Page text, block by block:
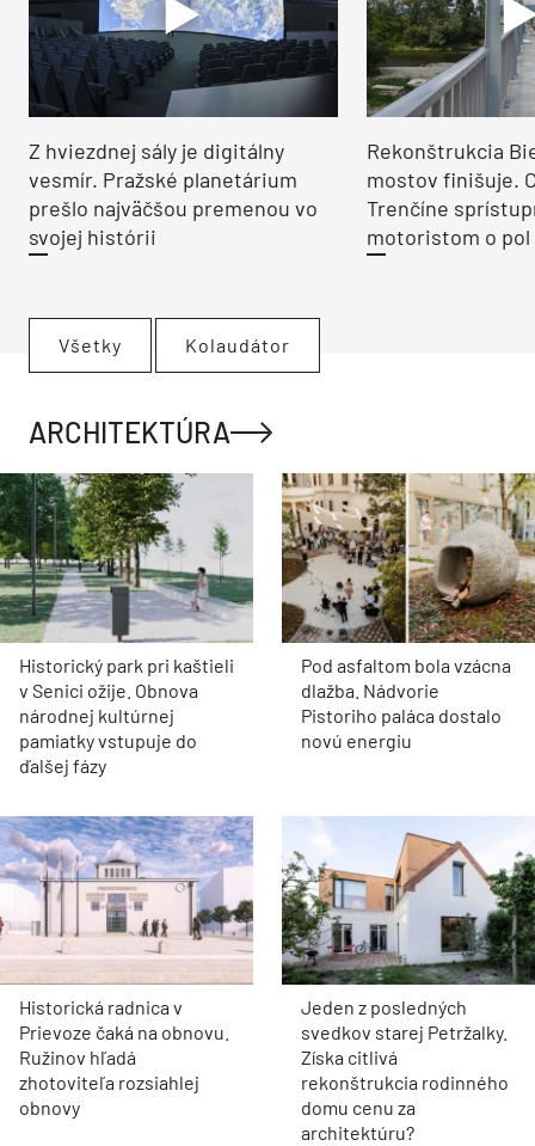
Z hviezdnej sály je digitálny
vesmír. Pražské planetárium
prešlo najväčšou premenou vo
svojej histórii
Rekonštrukcia
mostov finišuje.
Trenčíne
motoristom o pol
Všetky Kolaudátor
ARCHITEKTÚRA
Historický park pri kaštieli
v Senici ožije. Obnova
národnej kultúrnej
pamiatky vstupuje do
ďalšej fázy
Pod asfaltom bola vzácna
dlažba. Nádvorie
Pistoriho paláca dostalo
novú energiu
Historická radnica v
Prievoze čaká na obnovu.
Ružinov hľadá
zhotoviteľa rozsiahlej
obnovy
Jeden z posledných
svedkov starej Petržalky.
Získa citlivá
rekonštrukcia rodinného
domu cenu za
architektúru?